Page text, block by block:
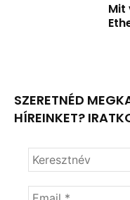
Mit
SZERETNÉD
HÍREINKET?